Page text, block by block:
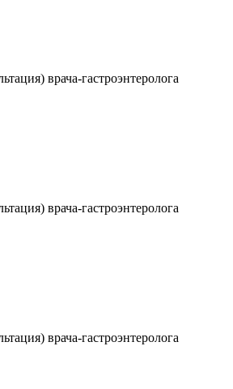
врача-гастроэнтеролога
врача-гастроэнтеролога
врача-гастроэнтеролога